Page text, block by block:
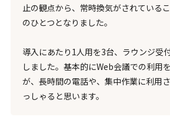
止の観点から、常時換気がされている
のひとつとなりました。
導入にあたり1人用を3台、ラウンジ受
しました。基本的にWeb会議での利用
が、長時間の電話や、集中作業に利用
っしゃると思います。